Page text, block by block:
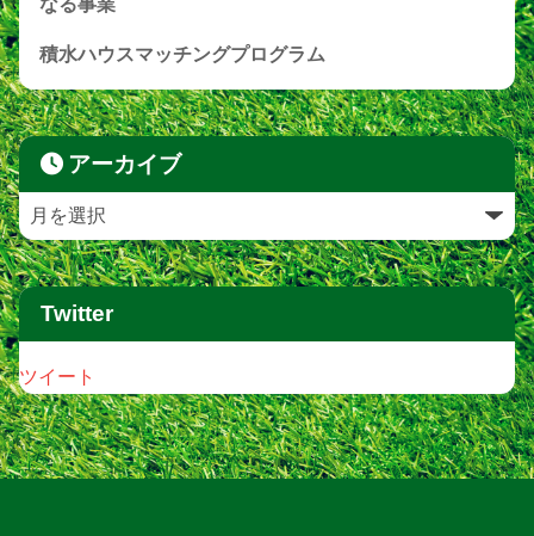
積水ハウスマッチングプログラム
アーカイブ
Twitter
ツイート